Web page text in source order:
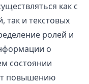
как с
и текстовых
ролей и
о
состоянии
повышению